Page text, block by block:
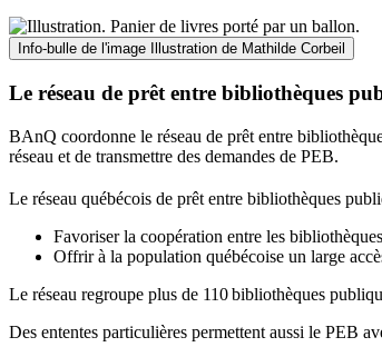
Info-bulle de l'image Illustration de Mathilde Corbeil
Le réseau de prêt entre bibliothèques
BAnQ coordonne le réseau de prêt entre
réseau et de transmettre des demandes de PEB.
Le réseau québécois de prêt entre bibliothèques
Favoriser la coopération entre les
Offrir à la population québécoise un large
Le réseau regroupe plus de 110bibliothèques
Des ententes particulières permettent aussi le PEB